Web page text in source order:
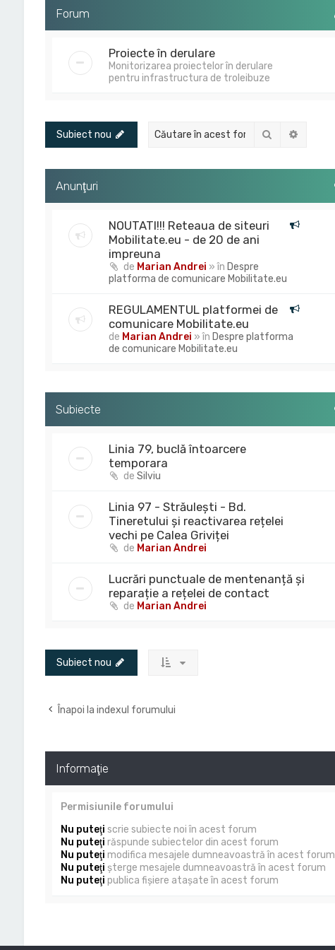
Forum
Proiecte în derulare
Monitorizarea proiectelor în derulare
pentru infrastructura de troleibuze
Subiect nou Căutare
Anunţuri
NOUTATI!!! Reteaua de siteuri
Mobilitate.eu - de 20 de ani
impreuna
de Marian Andrei » în Despre
platforma de comunicare Mobilitate.eu
REGULAMENTUL platformei de
comunicare Mobilitate.eu
de Marian Andrei » în Despre platforma
de comunicare Mobilitate.eu
Subiecte
Linia 79, buclă întoarcere
temporara
de Silviu
Linia 97 - Străulești - Bd.
Tineretului și reactivarea rețelei
vechi pe Calea Griviței
de Marian Andrei
Lucrări punctuale de mentenanță și
reparație a rețelei de contact
de Marian Andrei
Subiect nou
Înapoi la indexul forumului
Informaţie
Permisiunile forumului
Nu puteţi scrie subiecte noi în acest forum
Nu puteţi răspunde subiectelor din acest forum
Nu puteţi modifica mesajele dumneavoastră în acest forum
Nu puteţi şterge mesajele dumneavoastră în acest forum
Nu puteţi publica fişiere ataşate în acest forum